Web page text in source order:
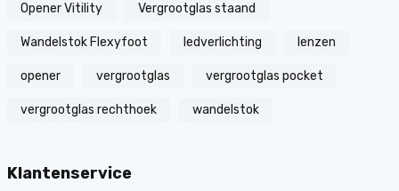
Opener Vitility Vergrootglas staand
Wandelstok Flexyfoot ledverlichting lenzen
opener vergrootglas vergrootglas pocket
vergrootglas rechthoek wandelstok
Klantenservice